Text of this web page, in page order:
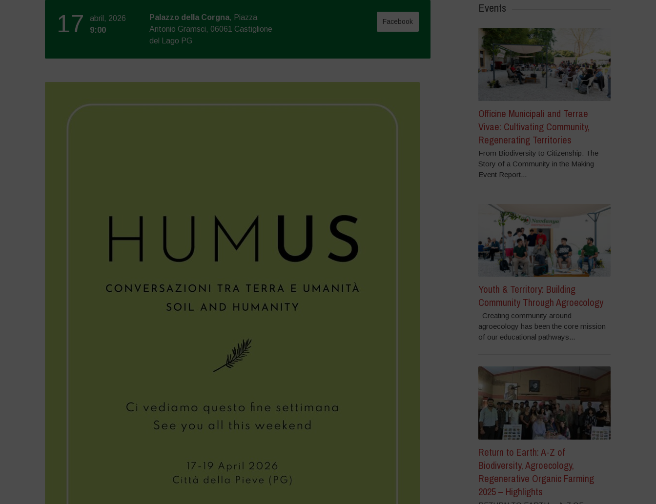
17
abril, 2026
9:00
Palazzo della Corgna, Piazza
Antonio Gramsci, 06061 Castiglione
del Lago PG
Facebook
Events
Officine Municipali and Terrae
Vivae: Cultivating Community,
Regenerating Territories
From Biodiversity to Citizenship: The
Story of a Community in the Making
Event Report...
Youth & Territory: Building
Community Through Agroecology
Creating community around
agroecology has been the core mission
of our educational pathways...
Return to Earth: A-Z of
Biodiversity, Agroecology,
Regenerative Organic Farming
2025 – Highlights